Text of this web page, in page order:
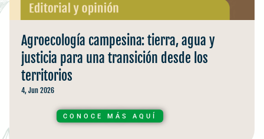
Agroecología campesina: tierra, agua y
justicia para una transición desde los
territorios
4, Jun 2026
CONOCE MÁS AQUÍ